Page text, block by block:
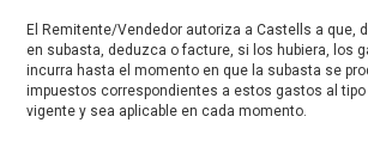
El Remitente/Vendedor autoriza a Castells a que,
en subasta, deduzca o facture, si los hubiera, los
incurra hasta el momento en que la subasta se
impuestos correspondientes a estos gastos al
vigente y sea aplicable en cada momento.